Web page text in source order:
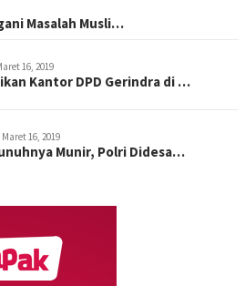
Masalah Musli…
16, 2019
Kantor DPD Gerindra di …
Maret 16, 2019
Munir, Polri Didesa…